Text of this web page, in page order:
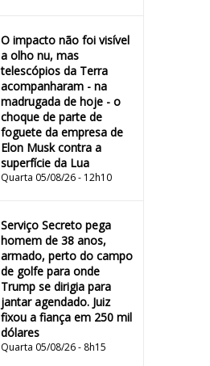
O impacto não foi visível
a olho nu, mas
telescópios da Terra
acompanharam - na
madrugada de hoje - o
choque de parte de
foguete da empresa de
Elon Musk contra a
superfície da Lua
Quarta 05/08/26 - 12h10
Serviço Secreto pega
homem de 38 anos,
armado, perto do campo
de golfe para onde
Trump se dirigia para
jantar agendado. Juiz
fixou a fiança em 250 mil
dólares
Quarta 05/08/26 - 8h15